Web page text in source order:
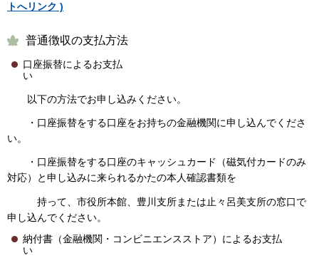
トへリンク )
普通徴収の支払方法
口座振替によるお支払
以下の方法でお申し込みください。
・口座振替をする口座をお持ちの金融機関に申し込んでくださ
い。
・口座振替をする口座のキャッシュカード（磁気付カードのみ
対応）と申し込みに来られるかたの本人確認書類を
持って、市役所本館、豊川支所または止々呂美支所の窓口で
申し込んでください。
納付書（金融機関・コンビニエンスストア）によるお支払